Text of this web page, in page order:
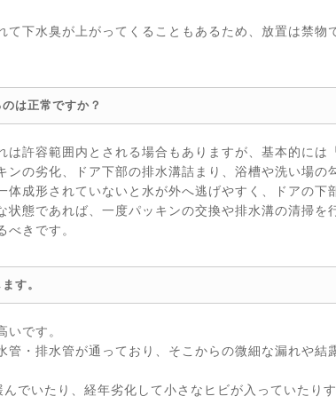
て下水臭が上がってくることもあるため、放置は禁
は正常ですか？
許容範囲内とされる場合もありますが、基本的には
の劣化、ドア下部の排水溝詰まり、浴槽や洗い場の
成形されていないと水が外へ逃げやすく、ドアの下
状態であれば、一度パッキンの交換や排水溝の清掃
きです。
す。
です。
・排水管が通っており、そこからの微細な漏れや結
でいたり、経年劣化して小さなヒビが入っていたり